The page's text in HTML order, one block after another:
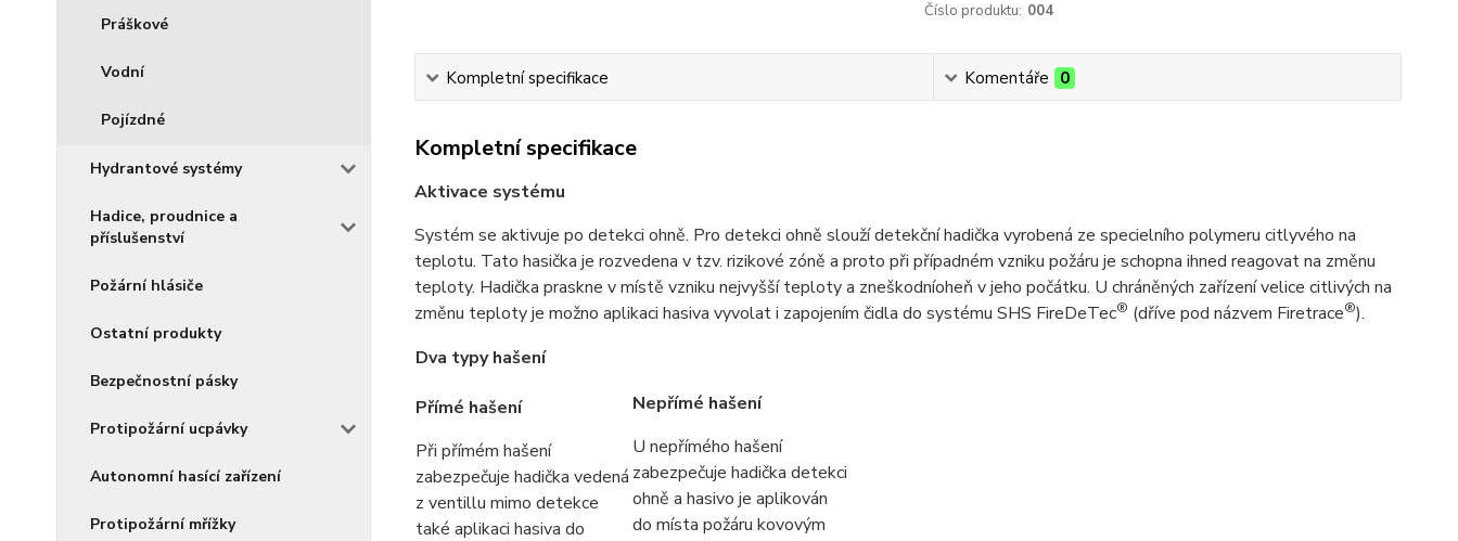
Práškové
Vodní
Pojízdné
Hydrantové systémy
Hadice, proudnice a
příslušenství
Požární hlásiče
Ostatní produkty
Bezpečnostní pásky
Protipožární ucpávky
Autonomní hasící zařízení
Protipožární mřížky
Číslo produktu: 004
Kompletní specifikace Komentáře 0
Kompletní specifikace
Aktivace systému
Systém se aktivuje po detekci ohně. Pro detekci ohně slouží detekční hadička vyrobená ze specielního polymeru citlyvého na
teplotu. Tato hasička je rozvedena v tzv. rizikové zóně a proto při případném vzniku požáru je schopna ihned reagovat na změnu
teploty. Hadička praskne v místě vzniku nejvyšší teploty a zneškodníoheň v jeho počátku. U chráněných zařízení velice citlivých na
změnu teploty je možno aplikaci hasiva vyvolat i zapojením čidla do systému SHS FireDeTec® (dříve pod názvem Firetrace®).
Dva typy hašení
Přímé hašení
Při přímém hašení
zabezpečuje hadička vedená
z ventillu mimo detekce
také aplikaci hasiva do
Nepřímé hašení
U nepřímého hašení
zabezpečuje hadička detekci
ohně a hasivo je aplikován
do místa požáru kovovým